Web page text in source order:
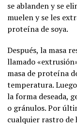
se ablanden y se
muelen y se les
proteína de soya.
Después, la masa
llamado
masa de proteína
temperatura.
la forma deseada,
o gránulos. Por
cualquier rastro de